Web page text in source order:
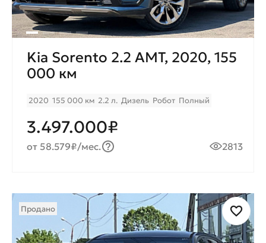
Kia Sorento 2.2 AMT, 2020, 155
000 км
2020 155 000 км 2.2 л. Дизель Робот Полный
3.497.000₽
от 58.579₽/мес. 2813
Продано